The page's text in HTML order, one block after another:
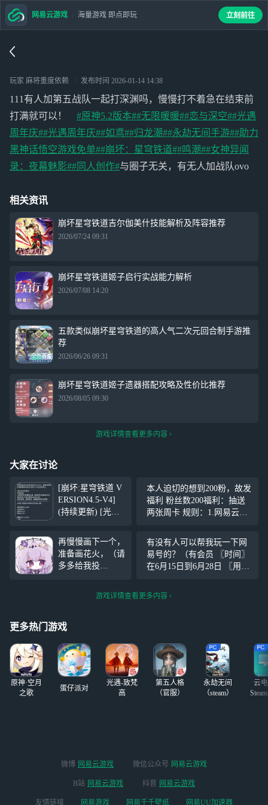
玩家 麻将重度依赖 发布时间 2026-01-14 14:38
111有人加第五战队一起打深渊吗，慢慢打不着急在结束前
打满就可以！ #原神5.2版本##无限暖暖##恋与深空##光遇
周年庆##光遇周年庆##如鸢##归龙潮##永劫无间手游##助力
黑神话悟空游戏免单##崩坏：星穹铁道##鸣潮##女神异闻
录：夜幕魅影##同人创作#与圈子无关，有无人加战队ovo
相关资讯
崩坏星穹铁道吉尔伽美什技能解析及阵容推荐
2026/07/24 09:31
崩坏星穹铁道姬子启行实战能力解析
2026/07/08 14:20
五款类似崩坏星穹铁道的高人气二次元回合制手游推
荐
2026/06/26 09:31
崩坏星穹铁道姬子遗器搭配攻略及性价比推荐
2026/08/05 09:30
游戏详情查看更多内容
大家在讨论
[崩坏:星穹铁道 V
ERSION4.5-V4]
(持续更新) [光锥]
星) [光锥] 向着地
平线的终点(巡猎•
4星) 一一一一一一
一一一一一一一一
新日志] 8月
本人迫切的想到200粉，故发
福利 粉丝数200福利：抽送
两张周卡 规则：1.网易云等
此条广播可参与抽奖 3.抽奖
绝对公平，绝对诚信 关
再慢慢画下一个，
准备画花火，（请
多多给我投
画的是什么角色
吗？（感觉自己进
颜色参考了咸鱼老
身图 有些地方设
定画错了，因为太
复杂了，所以简化
了
有没有人可以帮我玩一下网
易号的？（有会员 〖时间〗
在6月15日到6月28日 〖用户
哥改完名字再来 〖玩号要
游戏详情查看更多内容
更多热门游戏
原神·空月
之歌
蛋仔派对
光遇-致梵
高
第五人格
（官服）
永劫无间
（steam）
云
网易云游戏 海量游戏 即点即玩 立刻前往
微博 网易云游戏 微信公众号 网易云游戏
B站 网易云游戏 抖音 网易云游戏
友情链接 网易游戏 网易千千壁纸 网易UU加速器